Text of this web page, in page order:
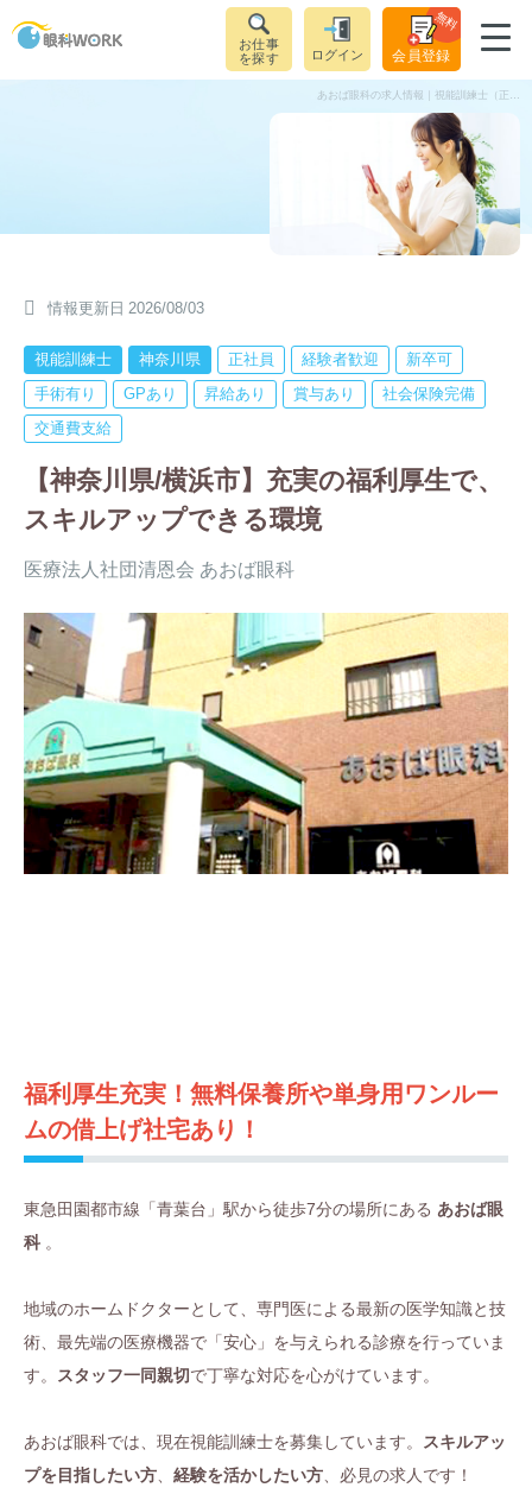
お仕事
を探す
ログイン
無料
会員登録
あおば眼科の求人情報｜視能訓練士（正社員）｜神奈川県横浜市青葉台駅
情報更新日 2026/08/03
視能訓練士 神奈川県 正社員 経験者歓迎
新卒可
手術有り
GPあり 昇給あり 賞与あり
社会保険完備
交通費支給
【神奈川県/横浜市】充実の福利厚生で、
スキルアップできる環境
医療法人社団清恩会 あおば眼科
福利厚生充実！無料保養所や単身用ワンルー
ムの借上げ社宅あり！
東急田園都市線「青葉台」駅から徒歩7分の場所にある あおば眼
科 。
地域のホームドクターとして、専門医による最新の医学知識と技
術、最先端の医療機器で「安心」を与えられる診療を行っていま
す。
スタッフ一同親切で丁寧な対応を心がけています。
あおば眼科では、現在視能訓練士を募集しています。
スキルアッ
プを目指したい方
経験を活かしたい方 、必見の求人です！